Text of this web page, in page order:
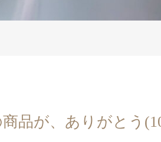
品が、ありがとう